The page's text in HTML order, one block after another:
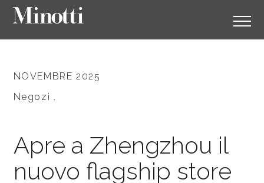
NOVEMBRE 2025
Negozi .
Apre a Zhengzhou il
nuovo flagship store